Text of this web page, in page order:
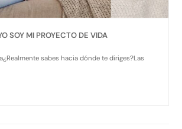
SOY MI PROYECTO DE VIDA
sabes hacia dónde te diriges?Las